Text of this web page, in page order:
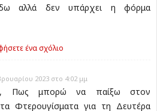
αλλά δεν υπάρχει η φόρμα
ένα σχόλιο
2023 στο 4:02 μμ
Πως μπορώ να παίξω στον
Φτερουγίσματα για τη Δευτέρα